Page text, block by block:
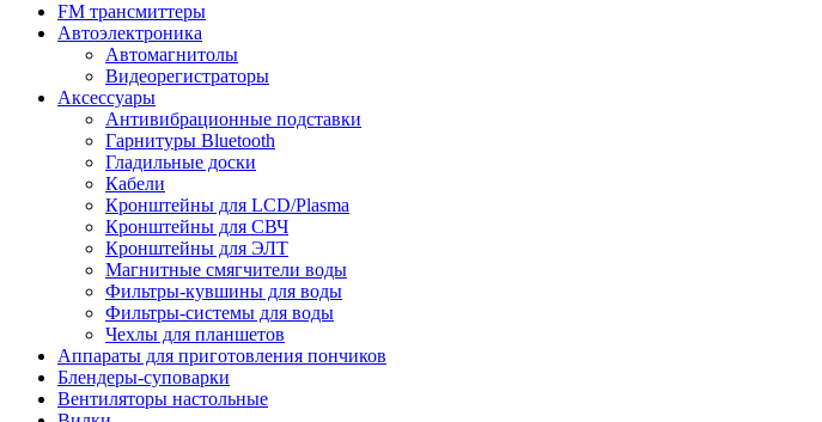
FM трансмиттеры
Автоэлектроника
Автомагнитолы
Видеорегистраторы
Аксессуары
Антивибрационные подставки
Гарнитуры Bluetooth
Гладильные доски
Кабели
Кронштейны для LCD/Plasma
Кронштейны для СВЧ
Кронштейны для ЭЛТ
Магнитные смягчители воды
Фильтры-кувшины для воды
Фильтры-системы для воды
Чехлы для планшетов
Аппараты для приготовления пончиков
Блендеры-суповарки
Вентиляторы настольные